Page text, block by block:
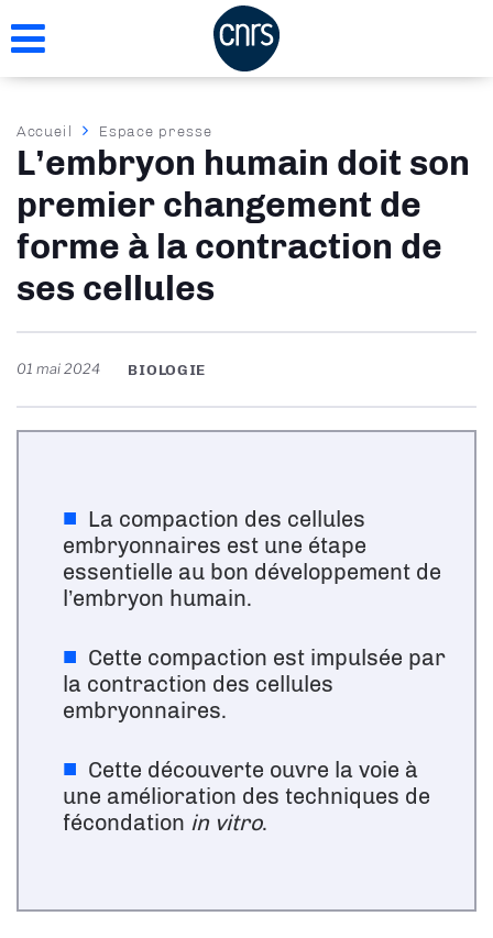
au
Fil
d'Ariane
Accueil Espace presse
L’embryon humain doit son
premier changement de
forme à la contraction de
ses cellules
01 mai 2024 BIOLOGIE
La compaction des cellules
embryonnaires est une étape
essentielle au bon développement de
l’embryon humain.
Cette compaction est impulsée par
la contraction des cellules
embryonnaires.
Cette découverte ouvre la voie à
une amélioration des techniques de
fécondation in vitro.